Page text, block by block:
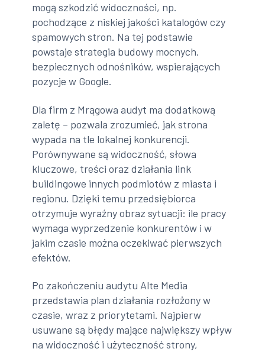
mogą szkodzić widoczności, np.
pochodzące z niskiej jakości katalogów czy
spamowych stron. Na tej podstawie
powstaje strategia budowy mocnych,
bezpiecznych odnośników, wspierających
pozycje w Google.
Dla firm z Mrągowa audyt ma dodatkową
zaletę – pozwala zrozumieć, jak strona
wypada na tle lokalnej konkurencji.
Porównywane są widoczność, słowa
kluczowe, treści oraz działania link
buildingowe innych podmiotów z miasta i
regionu. Dzięki temu przedsiębiorca
otrzymuje wyraźny obraz sytuacji: ile pracy
wymaga wyprzedzenie konkurentów i w
jakim czasie można oczekiwać pierwszych
efektów.
Po zakończeniu audytu Alte Media
przedstawia plan działania rozłożony w
czasie, wraz z priorytetami. Najpierw
usuwane są błędy mające największy wpływ
na widoczność i użyteczność strony,